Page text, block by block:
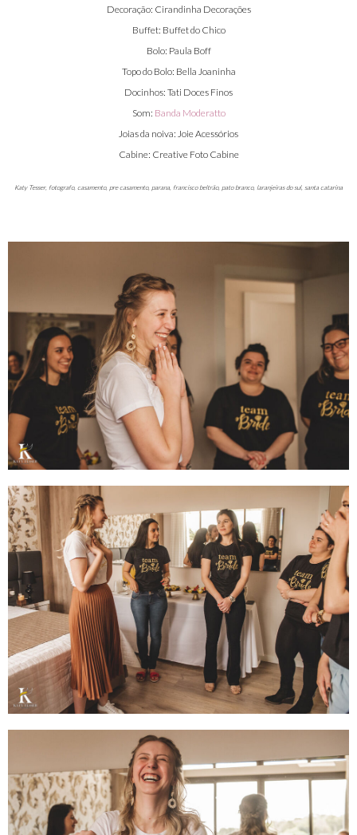
Decoração: Cirandinha Decorações
Buffet: Buffet do Chico
Bolo: Paula Boff
Topo do Bolo: Bella Joaninha
Docinhos: Tati Doces Finos
Som: Banda Moderatto
Joias da noiva: Joie Acessórios
Cabine: Creative Foto Cabine
Katy Tesser, fotografo, casamento, pre casamento, parana, francisco beltrão, pato branco, laranjeiras do sul, santa catarina